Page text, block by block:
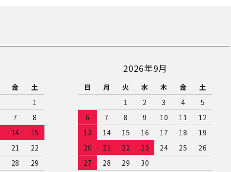
金
土
1
7
8
14
15
21
22
28 29
2026年9月
日 月 火 水 木 金
土
1
2 3 4
5
6
7 8 9 10 11
12
13
14 15 16 17 18
19
20
21 22 23 24 25
26
27
28 29 30